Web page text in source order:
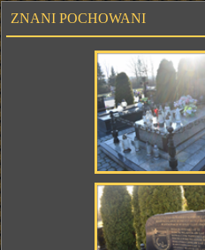
ZNANI POCHOWANI